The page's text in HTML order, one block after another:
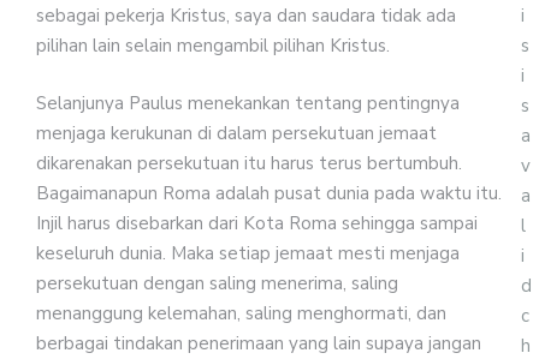
sebagai pekerja Kristus, saya dan saudara tidak ada
pilihan lain selain mengambil pilihan Kristus.
Selanjunya Paulus menekankan tentang pentingnya
menjaga kerukunan di dalam persekutuan jemaat
dikarenakan persekutuan itu harus terus bertumbuh.
Bagaimanapun Roma adalah pusat dunia pada waktu itu.
Injil harus disebarkan dari Kota Roma sehingga sampai
keseluruh dunia. Maka setiap jemaat mesti menjaga
persekutuan dengan saling menerima, saling
menanggung kelemahan, saling menghormati, dan
berbagai tindakan penerimaan yang lain supaya jangan
i
s
i
s
a
v
a
l
i
d
c
h